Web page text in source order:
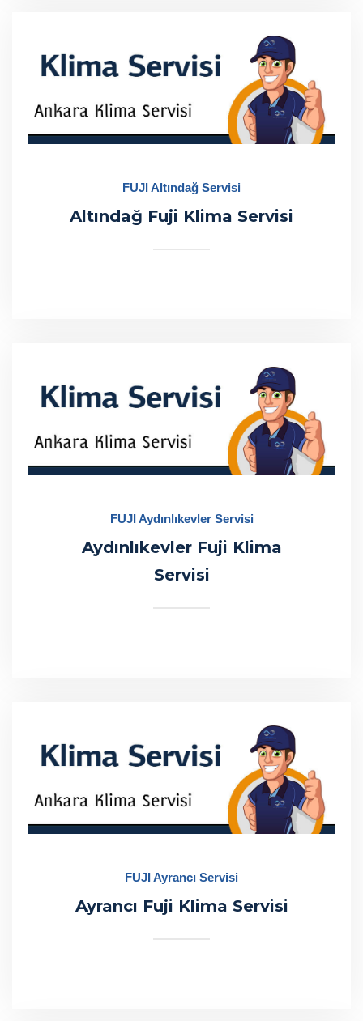
FUJI Altındağ Servisi
Altındağ Fuji Klima Servisi
FUJI Aydınlıkevler Servisi
Aydınlıkevler Fuji Klima
Servisi
FUJI Ayrancı Servisi
Ayrancı Fuji Klima Servisi